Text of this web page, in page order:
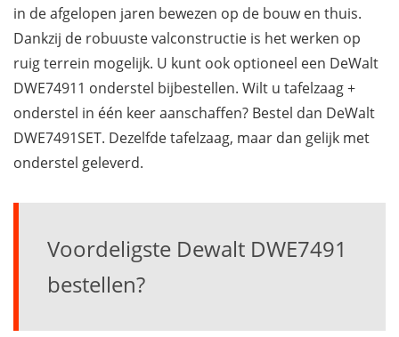
in de afgelopen jaren bewezen op de bouw en thuis.
Dankzij de robuuste valconstructie is het werken op
ruig terrein mogelijk. U kunt ook optioneel een DeWalt
DWE74911 onderstel bijbestellen. Wilt u tafelzaag +
onderstel in één keer aanschaffen? Bestel dan DeWalt
DWE7491SET. Dezelfde tafelzaag, maar dan gelijk met
onderstel geleverd.
Voordeligste Dewalt DWE7491
bestellen?